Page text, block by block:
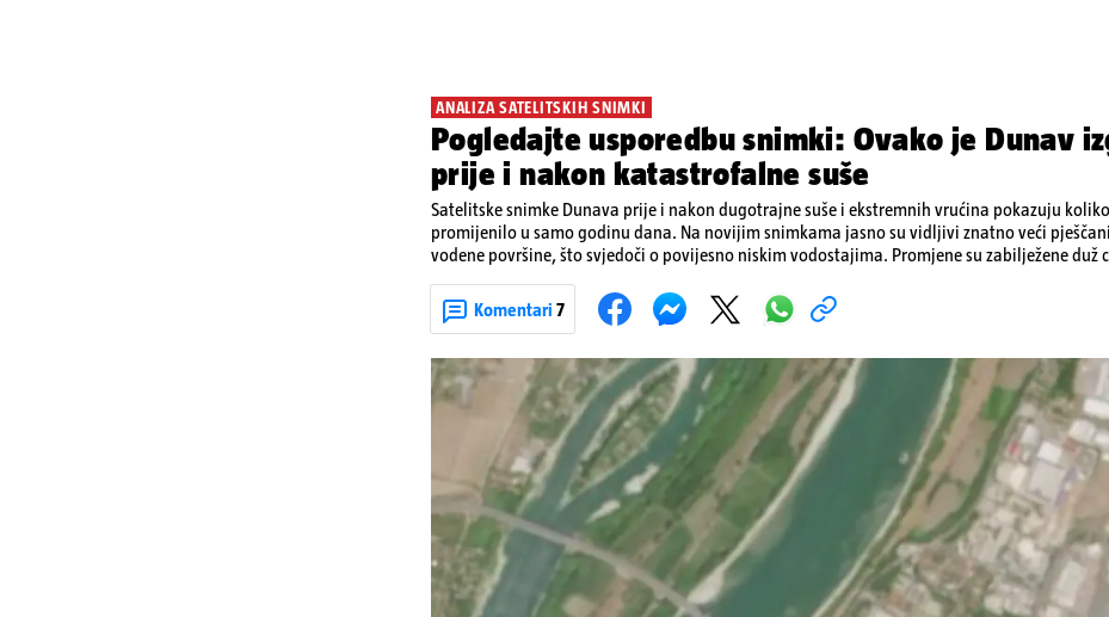
ANALIZA SATELITSKIH SNIMKI
Pogledajte usporedbu snimki: Ovako je Dunav
prije i nakon katastrofalne suše
Satelitske snimke Dunava prije i nakon dugotrajne suše i ekstremnih vrućina pokazuju
promijenilo u samo godinu dana. Na novijim snimkama jasno su vidljivi znatno veći
vodene površine, što svjedoči o povijesno niskim vodostajima. Promjene su zabilježene duž
2026. zabilježio satelit Sentinel-2 u sklopu programa Europske unije Copernicus.
Komentari 7